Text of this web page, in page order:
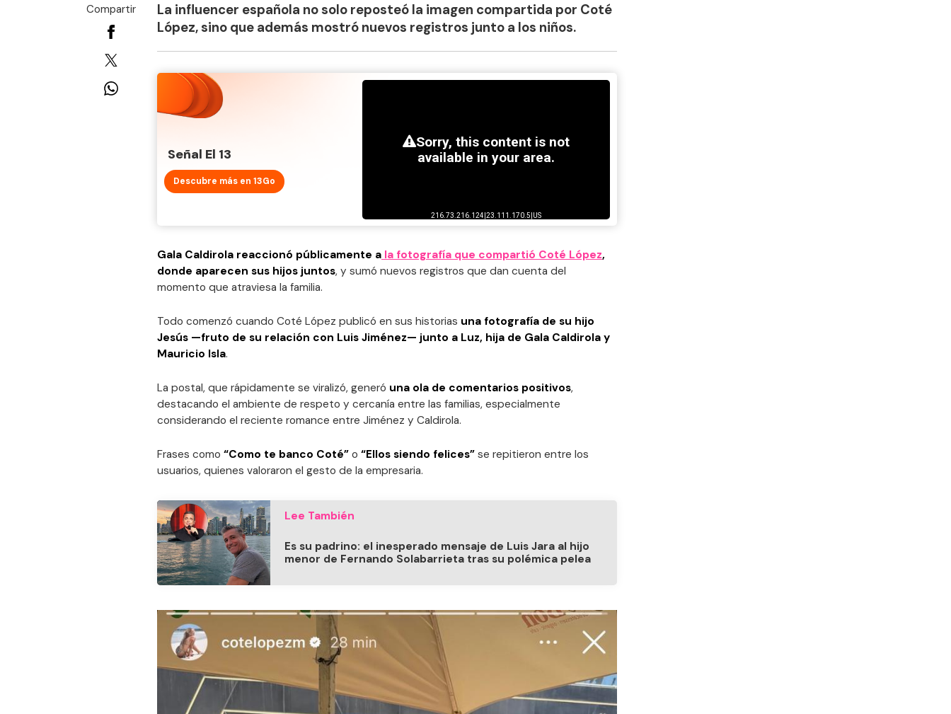
Compartir
La influencer española no solo reposteó la imagen compartida por Coté
López, sino que además mostró nuevos registros junto a los niños.
Señal El 13
Descubre más en 13Go
Gala Caldirola reaccionó públicamente a la fotografía que compartió Coté López,
donde aparecen sus hijos juntos, y sumó nuevos registros que dan cuenta del
momento que atraviesa la familia.
Todo comenzó cuando Coté López publicó en sus historias una fotografía de su hijo
Jesús —fruto de su relación con Luis Jiménez— junto a Luz, hija de Gala Caldirola y
Mauricio Isla.
La postal, que rápidamente se viralizó, generó una ola de comentarios positivos,
destacando el ambiente de respeto y cercanía entre las familias, especialmente
considerando el reciente romance entre Jiménez y Caldirola.
Frases como “Como te banco Coté” o “Ellos siendo felices” se repitieron entre los
usuarios, quienes valoraron el gesto de la empresaria.
Lee También
Es su padrino: el inesperado mensaje de Luis Jara al hijo
menor de Fernando Solabarrieta tras su polémica pelea